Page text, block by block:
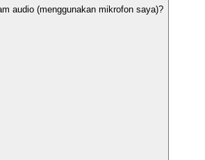
audio (menggunakan mikrofon saya)?